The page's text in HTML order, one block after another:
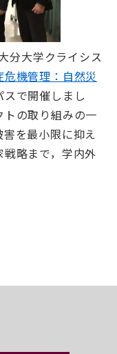
分大学クライシス
危機管理：自然災
スで開催しまし
の取り組みの一
を最小限に抑え
略まで，学内外